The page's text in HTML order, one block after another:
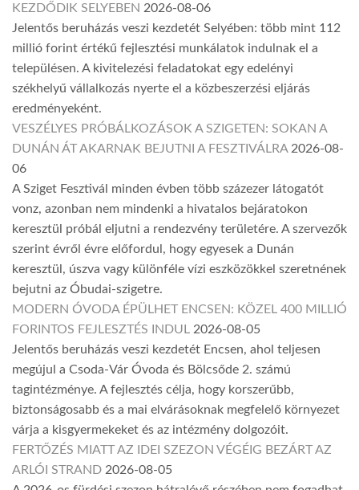
KEZDŐDIK SELYEBEN 2026-08-06
Jelentős beruházás veszi kezdetét Selyében: több mint 112
millió forint értékű fejlesztési munkálatok indulnak el a
településen. A kivitelezési feladatokat egy edelényi
székhelyű vállalkozás nyerte el a közbeszerzési eljárás
eredményeként.
VESZÉLYES PRÓBÁLKOZÁSOK A SZIGETEN: SOKAN A
DUNÁN ÁT AKARNAK BEJUTNI A FESZTIVÁLRA 2026-08-
06
A Sziget Fesztivál minden évben több százezer látogatót
vonz, azonban nem mindenki a hivatalos bejáratokon
keresztül próbál eljutni a rendezvény területére. A szervezők
szerint évről évre előfordul, hogy egyesek a Dunán
keresztül, úszva vagy különféle vízi eszközökkel szeretnének
bejutni az Óbudai-szigetre.
MODERN ÓVODA ÉPÜLHET ENCSEN: KÖZEL 400 MILLIÓ
FORINTOS FEJLESZTÉS INDUL 2026-08-05
Jelentős beruházás veszi kezdetét Encsen, ahol teljesen
megújul a Csoda-Vár Óvoda és Bölcsőde 2. számú
tagintézménye. A fejlesztés célja, hogy korszerűbb,
biztonságosabb és a mai elvárásoknak megfelelő környezet
várja a kisgyermekeket és az intézmény dolgozóit.
FERTŐZÉS MIATT AZ IDEI SZEZON VÉGÉIG BEZÁRT AZ
ARLÓI STRAND 2026-08-05